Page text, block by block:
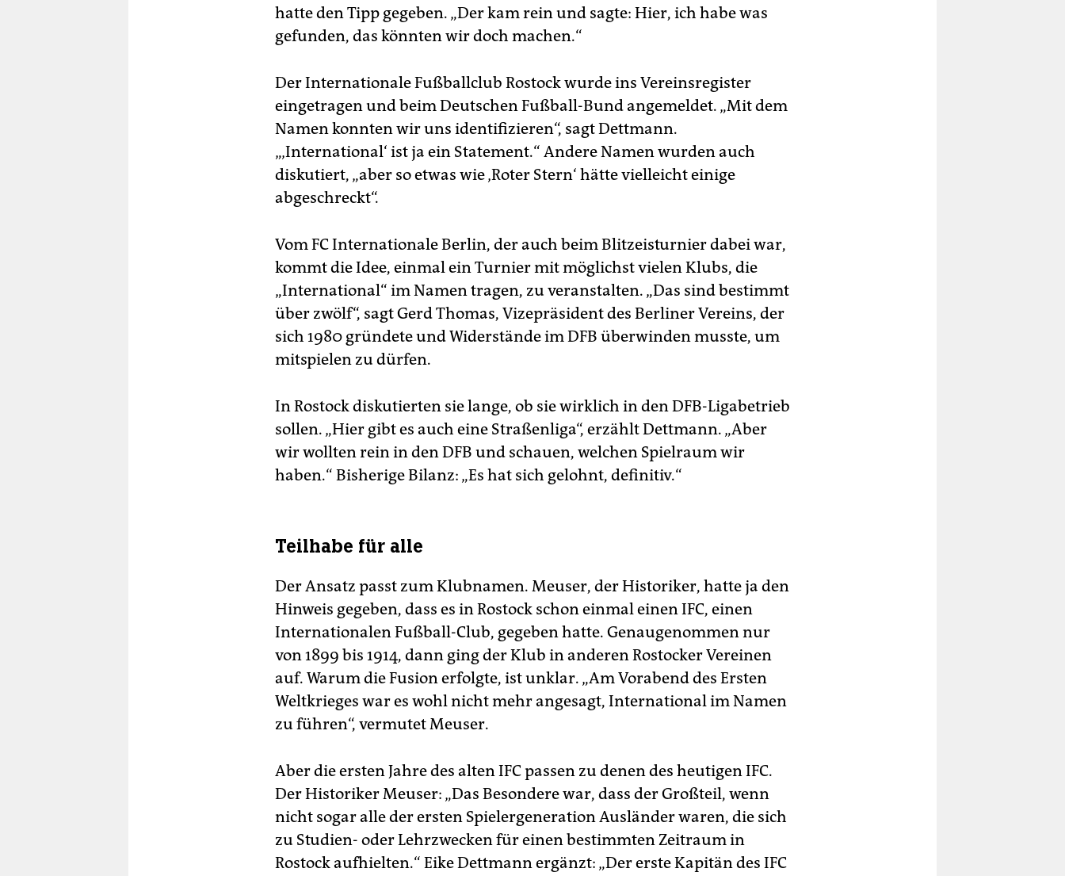
hatte den Tipp gegeben. „Der kam rein und sagte: Hier, ich habe was
gefunden, das könnten wir doch machen.“
Der Internationale Fußballclub Rostock wurde ins Vereinsregister
eingetragen und beim Deutschen Fußball-Bund angemeldet. „Mit dem
Namen konnten wir uns identifizieren“, sagt Dettmann.
„‚International‘ ist ja ein Statement.“ Andere Namen wurden auch
diskutiert, „aber so etwas wie ‚Roter Stern‘ hätte vielleicht einige
abgeschreckt“.
Vom FC Internationale Berlin, der auch beim Blitzeisturnier dabei war,
kommt die Idee, einmal ein Turnier mit möglichst vielen Klubs, die
„International“ im Namen tragen, zu veranstalten. „Das sind bestimmt
über zwölf“, sagt Gerd Thomas, Vizepräsident des Berliner Vereins, der
sich 1980 gründete und Widerstände im DFB überwinden musste, um
mitspielen zu dürfen.
In Rostock diskutierten sie lange, ob sie wirklich in den DFB-Ligabetrieb
sollen. „Hier gibt es auch eine Straßenliga“, erzählt Dettmann. „Aber
wir wollten rein in den DFB und schauen, welchen Spielraum wir
haben.“ Bisherige Bilanz: „Es hat sich gelohnt, definitiv.“
Teilhabe für alle
Der Ansatz passt zum Klubnamen. Meuser, der Historiker, hatte ja den
Hinweis gegeben, dass es in Rostock schon einmal einen IFC, einen
Internationalen Fußball-Club, gegeben hatte. Genaugenommen nur
von 1899 bis 1914, dann ging der Klub in anderen Rostocker Vereinen
auf. Warum die Fusion erfolgte, ist unklar. „Am Vorabend des Ersten
Weltkrieges war es wohl nicht mehr angesagt, International im Namen
zu führen“, vermutet Meuser.
Aber die ersten Jahre des alten IFC passen zu denen des heutigen IFC.
Der Historiker Meuser: „Das Besondere war, dass der Großteil, wenn
nicht sogar alle der ersten Spielergeneration Ausländer waren, die sich
zu Studien- oder Lehrzwecken für einen bestimmten Zeitraum in
Rostock aufhielten.“ Eike Dettmann ergänzt: „Der erste Kapitän des IFC